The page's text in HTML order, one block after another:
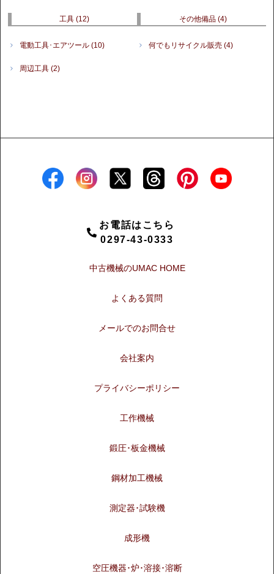
工具(12)
電動工具･エアツール(10)
周辺工具(2)
その他備品(4)
何でもリサイクル販売 (4)
お電話はこちら
0297-43-0333
中古機械のUMAC HOME
よくある質問
メールでのお問合せ
会社案内
プライバシーポリシー
工作機械
鍛圧･板金機械
鋼材加工機械
測定器･試験機
成形機
空圧機器･炉･溶接･溶断